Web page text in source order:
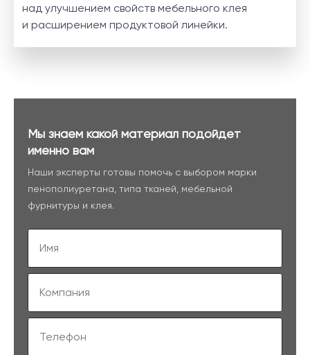
над улучшением свойств мебельного клея
и расширением продуктовой линейки.
Мы знаем какой материал подойдет
именно вам
Наши эксперты готовы помочь с выбором марки
пенополиуретана, типа тканей, мебельной
фурнитуры и клея.